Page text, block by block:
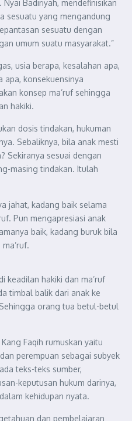
Badiriyah, mendefinisikan
sesuatu yang mengandung
sesuatu dengan
umum suatu masyarakat.”
usia berapa, kesalahan apa,
apa, konsekuensinya
konsep ma’ruf sehingga
hakiki.
dosis tindakan, hukuman
Sebaliknya, bila anak mesti
Sekiranya sesuai dengan
masing tindakan. Itulah
jahat, kadang baik selama
Pun mengapresiasi anak
baik, kadang buruk bila
keadilan hakiki dan ma’ruf
timbal balik dari anak ke
orang tua betul-betul
Faqih rumuskan yaitu
perempuan sebagai subyek
teks-teks sumber,
keputusan hukum darinya,
kehidupan nyata.
dan pembelajaran